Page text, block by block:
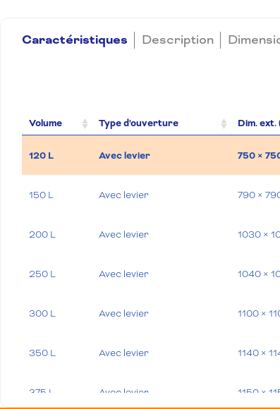
Caractéristiques Description
Volume Type d'ouverture Dim. ext.
120 L Avec levier 750 ×
150 L Avec levier 790 ×
200 L Avec levier 1030 ×
250 L Avec levier 1040 ×
300 L Avec levier 1100 ×
350 L Avec levier 1140 ×
375 L Avec levier 1150 ×